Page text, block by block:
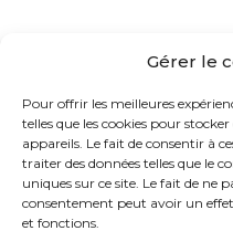
Gérer le
Pour offrir les meilleures
telles que les cookies pour
appareils. Le fait de consentir à
traiter des données telles que le
uniques sur ce site. Le fait de ne
consentement peut avoir un
et fonctions.
Commentaires
Aucun commentaire